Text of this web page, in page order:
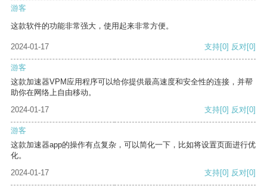
游客
这款软件的功能非常强大，使用起来非常方便。
2024-01-17 支持[0] 反对[0]
游客
这款加速器VPM应用程序可以给你提供最高速度和安全性的连接，并帮
助你在网络上自由移动。
2024-01-17
支持[0] 反对[0]
游客
这款加速器app的操作有点复杂，可以简化一下，比如将设置页面进行优
化。
2024-01-17
支持[0] 反对[0]